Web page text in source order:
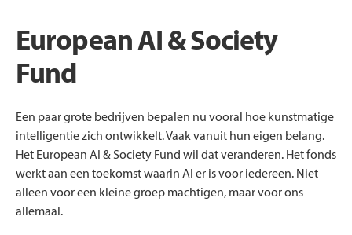
European AI & Society
Fund
Een paar grote bedrijven bepalen nu vooral hoe kunstmatige
intelligentie zich ontwikkelt. Vaak vanuit hun eigen belang.
Het European AI & Society Fund wil dat veranderen. Het fonds
werkt aan een toekomst waarin AI er is voor iedereen. Niet
alleen voor een kleine groep machtigen, maar voor ons
allemaal.